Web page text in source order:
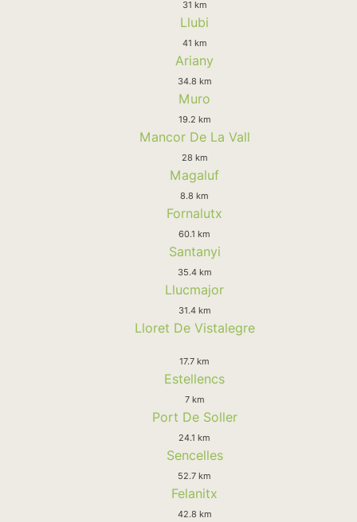
31 km
Llubi
41 km
Ariany
34.8 km
Muro
19.2 km
Mancor De La Vall
28 km
Magaluf
8.8 km
Fornalutx
60.1 km
Santanyi
35.4 km
Llucmajor
31.4 km
Lloret De Vistalegre
17.7 km
Estellencs
7 km
Port De Soller
24.1 km
Sencelles
52.7 km
Felanitx
42.8 km